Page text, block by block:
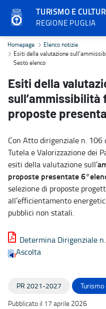
TURISMO E
REGIONE PUGLIA
Esiti della valutazione
Homepage
Elenco notizie
Esiti della valutazione
Sesto elenco
Esiti della
sull’ammissibilità
proposte
Con Atto dirigenziale n.
Tutela e Valorizzazione dei
esiti della valutazione sull’
proposte presentate
selezione di proposte
all’efficientamento
pubblici non statali.
Determina Dirigenziale
Ascolta
PR 2021-2027
Turismo
Pubblicato il 17 aprile 2026